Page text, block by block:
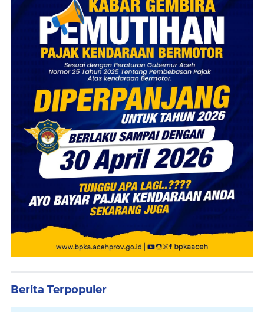
Berita Terpopuler